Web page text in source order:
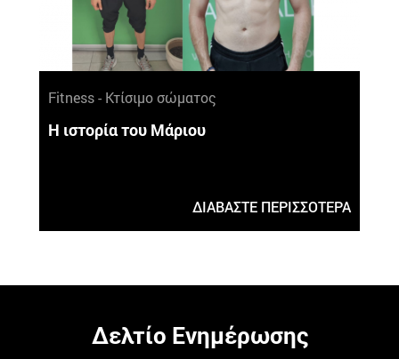
Fitness - Κτίσιμο σώματος
Η ιστορία του Μάριου
ΔΙΑΒΑΣΤΕ ΠΕΡΙΣΣΟΤΕΡΑ
Δελτίο Ενημέρωσης